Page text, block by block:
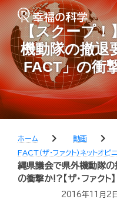
【スクープ！
機動隊の撤退
FACT」の衝
ホーム chevron_right 動画 chevron_right
FACT（ザ・ファクト）ネットオピ
縄県議会で県外機動隊の
の衝撃か!?【ザ・ファクト】
2016年11月2日